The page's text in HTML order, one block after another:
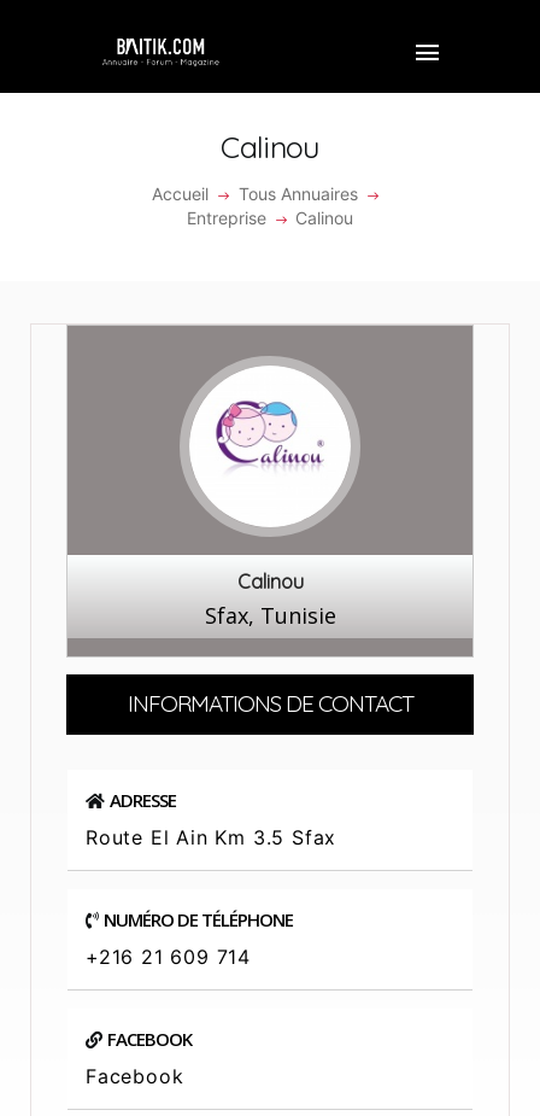
Calinou
Accueil
Tous Annuaires
Entreprise
Calinou
ENTREPRISE
REJOINDRE BAITIK
Calinou
Sfax, Tunisie
INFORMATIONS DE CONTACT
ADRESSE
Route El Ain Km 3.5 Sfax
NUMÉRO DE TÉLÉPHONE
+216 21 609 714
FACEBOOK
Facebook